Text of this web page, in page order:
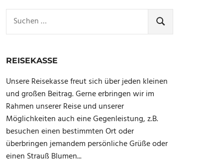
nach:
SUCHEN
REISEKASSE
Unsere Reisekasse freut sich über jeden kleinen
und großen Beitrag. Gerne erbringen wir im
Rahmen unserer Reise und unserer
Möglichkeiten auch eine Gegenleistung, z.B.
besuchen einen bestimmten Ort oder
überbringen jemandem persönliche Grüße oder
einen Strauß Blumen...